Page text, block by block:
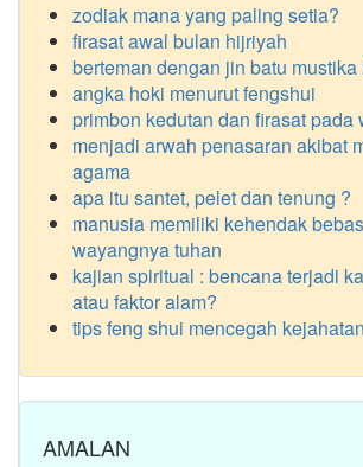
zodiak mana yang paling setia?
firasat awal bulan hijriyah
berteman dengan jin batu
angka hoki menurut fengshui
primbon kedutan dan firasat pada
menjadi arwah penasaran akibat
agama
apa itu santet, pelet dan tenung ?
manusia memiliki kehendak
wayangnya tuhan
kajian spiritual : bencana terjadi
atau faktor alam?
tips feng shui mencegah
AMALAN